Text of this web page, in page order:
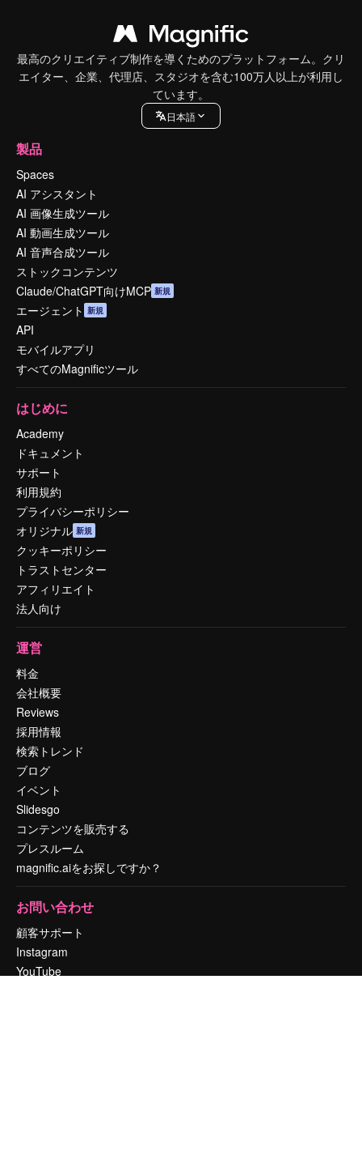
最高のクリエイティブ制作を導くためのプラットフォーム。クリ
エイター、企業、代理店、スタジオを含む100万人以上が利用し
ています。
日本語
製品
Spaces
AI アシスタント
AI 画像生成ツール
AI 動画生成ツール
AI 音声合成ツール
ストックコンテンツ
Claude/ChatGPT向けMCP 新規
エージェント 新規
API
モバイルアプリ
すべてのMagnificツール
はじめに
Academy
ドキュメント
サポート
利用規約
プライバシーポリシー
オリジナル 新規
クッキーポリシー
トラストセンター
アフィリエイト
法人向け
運営
料金
会社概要
Reviews
採用情報
検索トレンド
ブログ
イベント
Slidesgo
コンテンツを販売する
プレスルーム
magnific.aiをお探しですか？
お問い合わせ
顧客サポート
Instagram
YouTube